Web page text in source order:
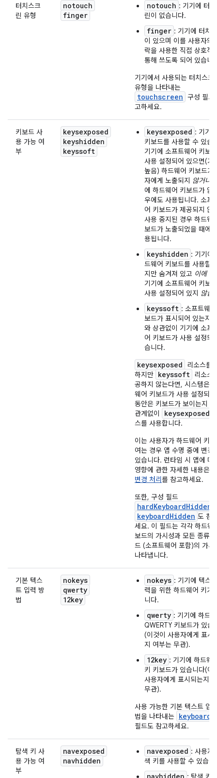
터치스크
린 유형
notouch
finger
notouch : 기기에 터
린이 없습니다.
finger : 기기에 터치
이 있으며 이를 사용자의
락을 사용한 직접 상호작
통해 쓰도록 되어 있습니
기기에서 사용되는 터치스크
유형을 나타내는
touchscreen 구성 필드
고하세요.
키보드 사
용 가능 여
부
keysexposed
keyshidden
keyssoft
keysexposed : 기기
키보드를 사용할 수 있습
기기에 소프트웨어 키보
사용 설정되어 있으면(가
높음) 하드웨어 키보드가
자에게 노출되지 않거나
에 하드웨어 키보드가 없
우에도 사용됩니다. 소프
어 키보드가 제공되지 않
사용 중지된 경우 하드웨
보드가 노출되었을 때에
용됩니다.
keyshidden : 기기에
드웨어 키보드를 사용할
지만 숨겨져 있고 이에 더
기기에 소프트웨어 키보
사용 설정되어 있지 않습
keyssoft : 소프트웨
보드가 표시되어 있는지
와 상관없이 기기에 소프
어 키보드가 사용 설정되
습니다.
keysexposed
리소스를
하지만 keyssoft 리소스
공하지 않는다면, 시스템은
웨어 키보드가 사용 설정되
동안은 키보드가 보이는지
관계없이
keysexposed
스를 사용합니다.
이는 사용자가 하드웨어 키
여는 경우 앱 수명 중에 변경
있습니다. 런타임 시 앱에 미
영향에 관한 자세한 내용은
변경 처리를 참고하세요.
또한, 구성 필드
hardKeyboardHidden
keyboardHidden 도 참
세요. 이 필드는 각각 하드웨
보드의 가시성과 모든 종류
드 (소프트웨어 포함)의 가시
나타냅니다.
기본 텍스
트 입력 방
법
nokeys
qwerty
12key
nokeys : 기기에 텍스
력을 위한 하드웨어 키가
니다.
qwerty : 기기에 하드
QWERTY 키보드가 있습
(이것이 사용자에게 표시
지 여부는 무관).
12key : 기기에 하드웨
키 키보드가 있습니다(이
사용자에게 표시되는지
무관).
사용 가능한 기본 텍스트 입
법을 나타내는 keyboard
필드도 참고하세요.
탐색 키 사
용 가능 여
부
navexposed
navhidden
navexposed : 사용자
색 키를 사용할 수 있습니